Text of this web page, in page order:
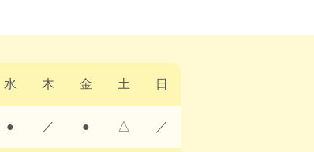
水 木 金 土 日
● ／ ● △ ／